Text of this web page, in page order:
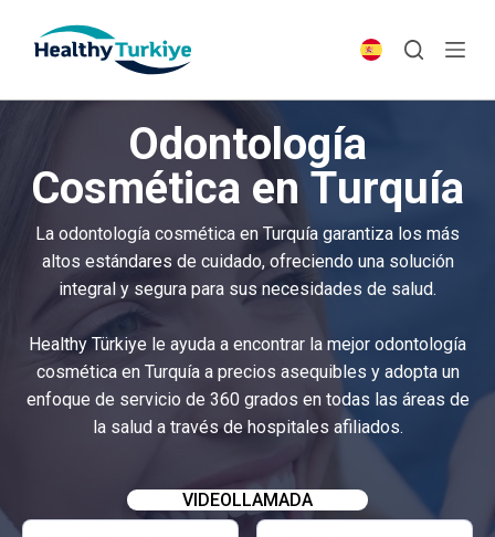
p
Odontología
Cosmética en Turquía
La odontología cosmética en Turquía garantiza los más
altos estándares de cuidado, ofreciendo una solución
integral y segura para sus necesidades de salud.
Healthy Türkiye le ayuda a encontrar la mejor odontología
cosmética en Turquía a precios asequibles y adopta un
enfoque de servicio de 360 grados en todas las áreas de
la salud a través de hospitales afiliados.
VIDEOLLAMADA